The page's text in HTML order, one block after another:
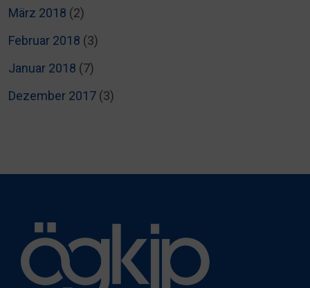
März 2018 (2)
Februar 2018 (3)
Januar 2018 (7)
Dezember 2017 (3)